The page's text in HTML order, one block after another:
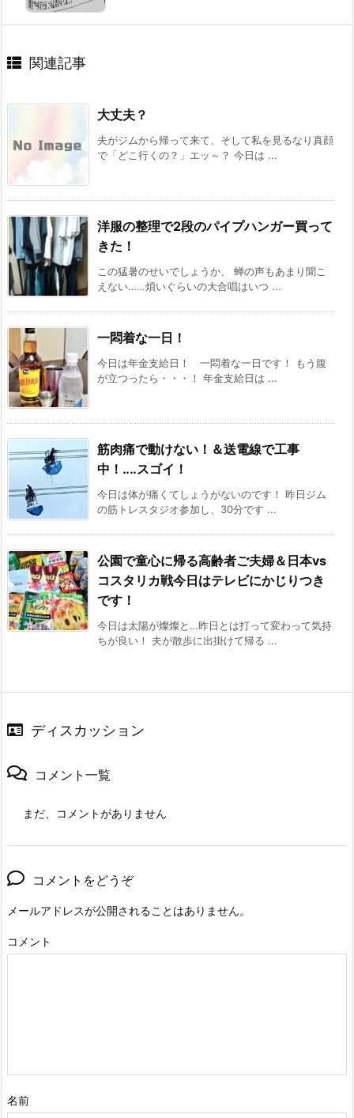
関連記事
大丈夫？
夫がジムから帰って来て、そして私を見るなり真顔
で「どこ行くの？」エッ～？ 今日は ...
洋服の整理で2段のパイプハンガー買って
きた！
この猛暑のせいでしょうか、 蝉の声もあまり聞こ
えない……煩いぐらいの大合唱はいつ ...
一悶着な一日！
今日は年金支給日！ 一悶着な一日です！ もう腹
が立つったら・・・！ 年金支給日は ...
筋肉痛で動けない！＆送電線で工事
中！‥‥スゴイ！
今日は体が痛くてしょうがないのです！ 昨日ジム
の筋トレスタジオ参加し、30分です ...
公園で童心に帰る高齢者ご夫婦＆日本vs
コスタリカ戦今日はテレビにかじりつき
です！
今日は太陽が燦燦と…昨日とは打って変わって気持
ちが良い！ 夫が散歩に出掛けて帰る ...
ディスカッション
コメント一覧
まだ、コメントがありません
コメントをどうぞ
メールアドレスが公開されることはありません。
コメント
名前